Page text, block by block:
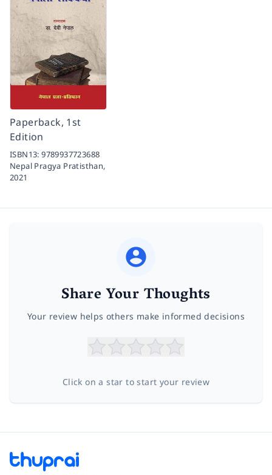
Paperback, 1st
Edition
ISBN13:9789937723688
Nepal Pragya Pratisthan,
2021
Share Your Thoughts
Your review helps others make informed decisions
Click on a star to start your review